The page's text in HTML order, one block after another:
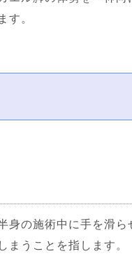
す。
身の施術中に手を滑ら
まうことを指します。